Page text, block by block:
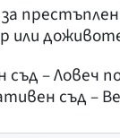
или
– Ловеч
съд –